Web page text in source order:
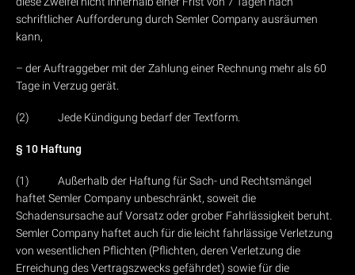
schriftlicher Aufforderung durch Semler Company ausräumen
kann,
– der Auftraggeber mit der Zahlung einer Rechnung mehr als 60
Tage in Verzug gerät.
(2) Jede Kündigung bedarf der Textform.
§ 10 Haftung
(1) Außerhalb der Haftung für Sach- und Rechtsmängel
haftet Semler Company unbeschränkt, soweit die
Schadensursache auf Vorsatz oder grober Fahrlässigkeit beruht.
Semler Company haftet auch für die leicht fahrlässige Verletzung
von wesentlichen Pflichten (Pflichten, deren Verletzung die
Erreichung des Vertragszwecks gefährdet) sowie für die